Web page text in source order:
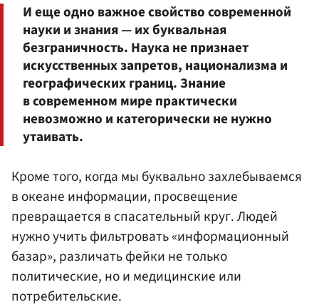
И еще одно важное свойство современной
науки и знания — их буквальная
безграничность. Наука не признает
искусственных запретов, национализма и
географических границ. Знание
в современном мире практически
невозможно и категорически не нужно
утаивать.
Кроме того, когда мы буквально захлебываемся
в океане информации, просвещение
превращается в спасательный круг. Людей
нужно учить фильтровать «информационный
базар», различать фейки не только
политические, но и медицинские или
потребительские.